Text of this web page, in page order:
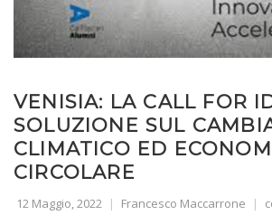
VENISIA: LA CALL FOR
SOLUZIONE SUL
CLIMATICO ED
CIRCOLARE
12 Maggio, 2022 Francesco Maccarrone